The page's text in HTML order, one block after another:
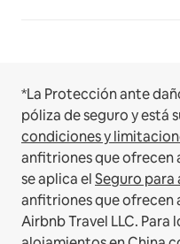
*La Protección ante
póliza de seguro y está
condiciones y
anfitriones que ofrecen
se aplica elSeguro
anfitriones que ofrecen
Airbnb Travel LLC. Para